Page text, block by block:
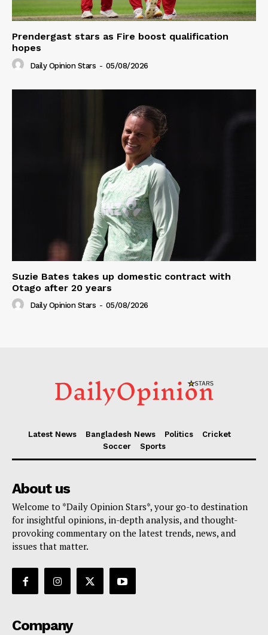
Prendergast stars as Fire boost qualification
hopes
Daily Opinion Stars - 05/08/2026
Suzie Bates takes up domestic contract with
Otago after 20 years
Daily Opinion Stars - 05/08/2026
Latest News Bangladesh News Politics
Cricket
Soccer
Sports
About us
Welcome to *Daily Opinion Stars*, your go-to destination
for insightful opinions, in-depth analysis, and thought-
provoking commentary on the latest trends, news, and
issues that matter.
Company